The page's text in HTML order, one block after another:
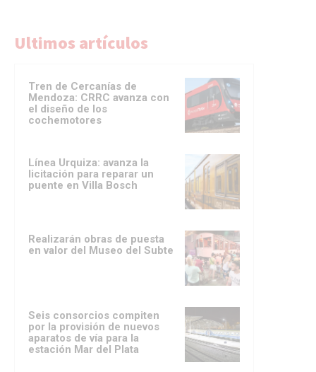
Ultimos artículos
Tren de Cercanías de
Mendoza: CRRC avanza con
el diseño de los
cochemotores
Línea Urquiza: avanza la
licitación para reparar un
puente en Villa Bosch
Realizarán obras de puesta
en valor del Museo del Subte
Seis consorcios compiten
por la provisión de nuevos
aparatos de vía para la
estación Mar del Plata